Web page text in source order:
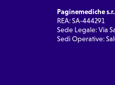
Paginemediche
REA: SA-444291
Sede Legale: Via
Sedi Operative: